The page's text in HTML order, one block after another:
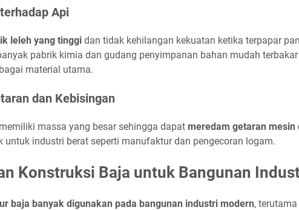
Api
leleh yang tinggi dan tidak kehilangan kekuatan ketika terpapar
pabrik kimia dan gudang penyimpanan bahan mudah
material utama.
dan Kebisingan
massa yang besar sehingga dapat meredam getaran mesin
untuk industri berat seperti manufaktur dan pengecoran logam.
Konstruksi Baja untuk Bangunan
baja banyak digunakan pada bangunan industri modern, terutama